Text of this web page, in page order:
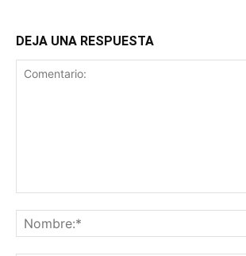
DEJA UNA RESPUESTA